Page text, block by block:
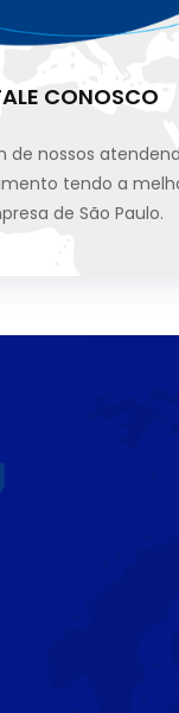
CONOSCO
de nossos
tendo a
de São Paulo.